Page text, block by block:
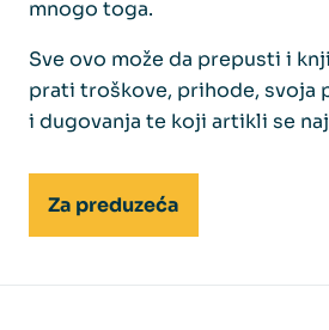
mnogo toga.
Sve ovo može da prepusti i
prati troškove, prihode, svoja
i dugovanja te koji artikli se
Za preduzeća